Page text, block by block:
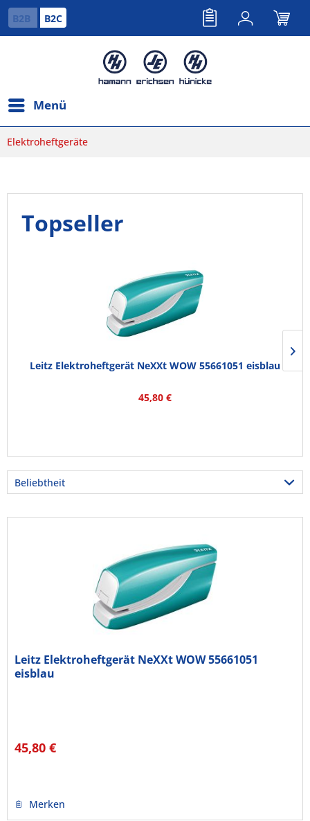
B2B B2C
Menü
Elektroheftgeräte
Topseller
Leitz Elektroheftgerät NeXXt WOW 55661051 eisblau
45,80 €
Leitz Elektroheftgerät NeXXt WOW 55661051
eisblau
45,80 €
Merken